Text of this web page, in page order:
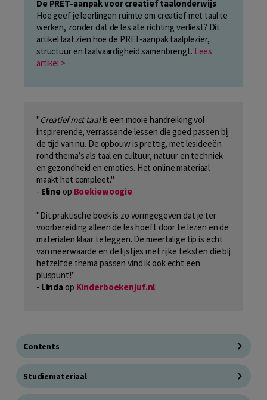
De PRET-aanpak voor creatief taalonderwijs
Hoe geef je leerlingen ruimte om creatief met taal te
werken, zonder dat de les alle richting verliest? Dit
artikel laat zien hoe de PRET-aanpak taalplezier,
structuur en taalvaardigheid samenbrengt. Lees
artikel >
"Creatief met taalis een mooie handreiking vol
inspirerende, verrassende lessen die goed passen bij
de tijd van nu. De opbouw is prettig, met lesideeën
rond thema’s als taal en cultuur, natuur en techniek
en gezondheid en emoties. Het online materiaal
maakt het compleet."
- Eline op Boekiewoogie
"Dit praktische boek is zo vormgegeven dat je ter
voorbereiding alleen de les hoeft door te lezen en de
materialen klaar te leggen. De meertalige tip is echt
van meerwaarde en de lijstjes met rijke teksten die bij
hetzelfde thema passen vind ik ook echt een
pluspunt!"
- Linda op Kinderboekenjuf.nl
Contents
Studiemateriaal